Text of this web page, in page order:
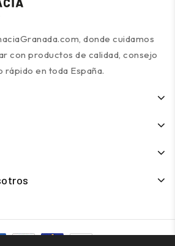
donde cuidamos
con productos de calidad, consejo
en toda España.